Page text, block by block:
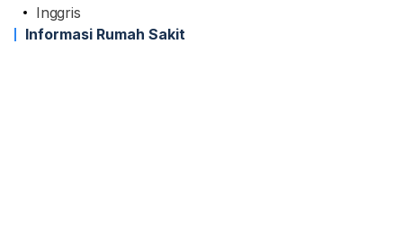
Inggris
Informasi Rumah Sakit